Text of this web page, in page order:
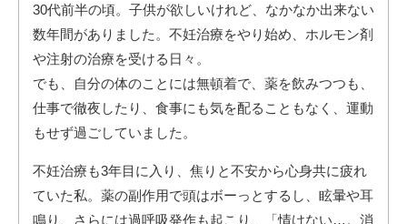
30代前半の頃。子供が欲しいけれど、なかなか出来ない
数年間がありました。不妊治療をやり始め、ホルモン剤
や注射の治療を受ける日々。
でも、自分の体のことには無頓着で、薬を飲みつつも、
仕事で徹夜したり、食事にも気を配ることもなく、運動
もせず過ごしていました。
不妊治療も3年目に入り、焦りと不安から心身共に疲れ
ていた私。薬の副作用で頭はボーっとするし、眩暈や耳
鳴り、さらには過呼吸発作も起こり、「情けない…。消